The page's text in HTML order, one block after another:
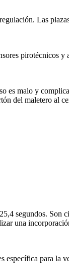
Las
pirotécnicos y
es malo y
del maletero al
segundos. Son
una
específica para la